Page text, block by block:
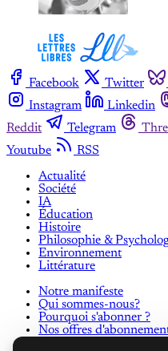
Facebook Twitter
Instagram
Linkedin
Reddit
Telegram
Youtube
RSS
Actualité
Société
IA
Éducation
Histoire
Philosophie &
Environnement
Littérature
Notre manifeste
Qui sommes-nous?
Pourquoi s'abonner ?
Nos offres